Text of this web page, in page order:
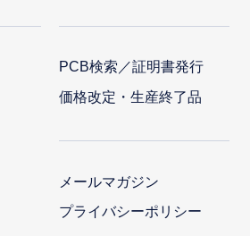
PCB検索／証明書発行
価格改定・生産終了品
メールマガジン
プライバシーポリシー